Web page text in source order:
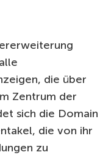
die über
Zentrum der
sich die Domain
die von ihr
zu